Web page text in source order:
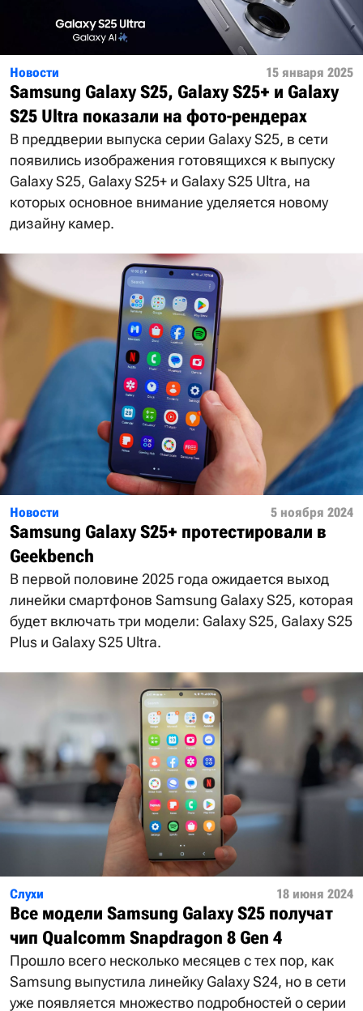
Новости 15 января 2025
Samsung Galaxy S25, Galaxy S25+ и Galaxy
S25 Ultra показали на фото-рендерах
В преддверии выпуска серии Galaxy S25, в сети
появились изображения готовящихся к выпуску
Galaxy S25, Galaxy S25+ и Galaxy S25 Ultra, на
которых основное внимание уделяется новому
дизайну камер.
Новости 5 ноября 2024
Samsung Galaxy S25+ протестировали в
Geekbench
В первой половине 2025 года ожидается выход
линейки смартфонов Samsung Galaxy S25, которая
будет включать три модели: Galaxy S25, Galaxy S25
Plus и Galaxy S25 Ultra.
Слухи 18 июня 2024
Все модели Samsung Galaxy S25 получат
чип Qualcomm Snapdragon 8 Gen 4
Прошло всего несколько месяцев с тех пор, как
Samsung выпустила линейку Galaxy S24, но в сети
уже появляется множество подробностей о серии